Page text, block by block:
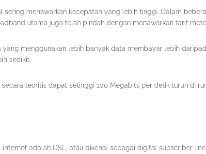
sering menawarkan kecepatan yang lebih tinggi. Dalam
utama juga telah pindah dengan menawarkan tarif
menggunakan lebih banyak data membayar lebih
sedikit.
teoritis dapat setinggi 100 Megabits per detik turun di
internet adalah DSL, atau dikenal sebagai digital subscriber